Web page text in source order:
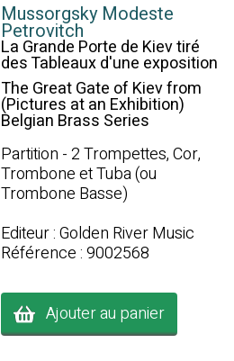
Mussorgsky Modeste
Petrovitch
La Grande Porte de Kiev tiré
des Tableaux d'une exposition
The Great Gate of Kiev from
(Pictures at an Exhibition)
Belgian Brass Series
Partition - 2 Trompettes, Cor,
Trombone et Tuba (ou
Trombone Basse)
Editeur : Golden River Music
Référence : 9002568
Ajouter au panier